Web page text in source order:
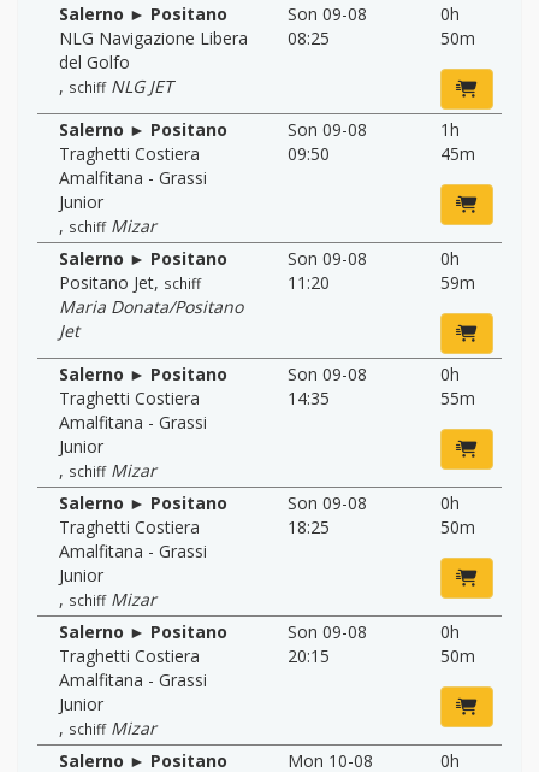
Salerno ► Positano
NLG Navigazione Libera
del Golfo
, schiff NLG JET
Son 09-08
08:25
0h
50m
Salerno ► Positano
Traghetti Costiera
Amalfitana - Grassi
Junior
, schiff Mizar
Son 09-08
09:50
1h
45m
Salerno ► Positano
Positano Jet, schiff
Maria Donata/Positano
Jet
Son 09-08
11:20
0h
59m
Salerno ► Positano
Traghetti Costiera
Amalfitana - Grassi
Junior
, schiff Mizar
Son 09-08
14:35
0h
55m
Salerno ► Positano
Traghetti Costiera
Amalfitana - Grassi
Junior
, schiff Mizar
Son 09-08
18:25
0h
50m
Salerno ► Positano
Traghetti Costiera
Amalfitana - Grassi
Junior
, schiff Mizar
Son 09-08
20:15
0h
50m
Salerno ► Positano
Mon 10-08
0h